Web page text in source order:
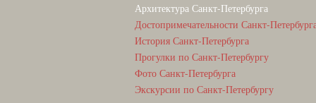
Архитектура Санкт-Петербурга
Достопримечательности Санкт-
История Санкт-Петербурга
Прогулки по Санкт-Петербургу
Фото Санкт-Петербурга
Экскурсии по Санкт-Петербургу